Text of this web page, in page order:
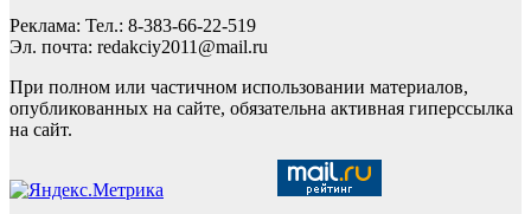
Реклама: Тел.: 8-383-66-22-519
Эл. почта: redakciy2011@mail.ru
При полном или частичном использовании материалов,
опубликованных на сайте, обязательна активная гиперссылка
на сайт.